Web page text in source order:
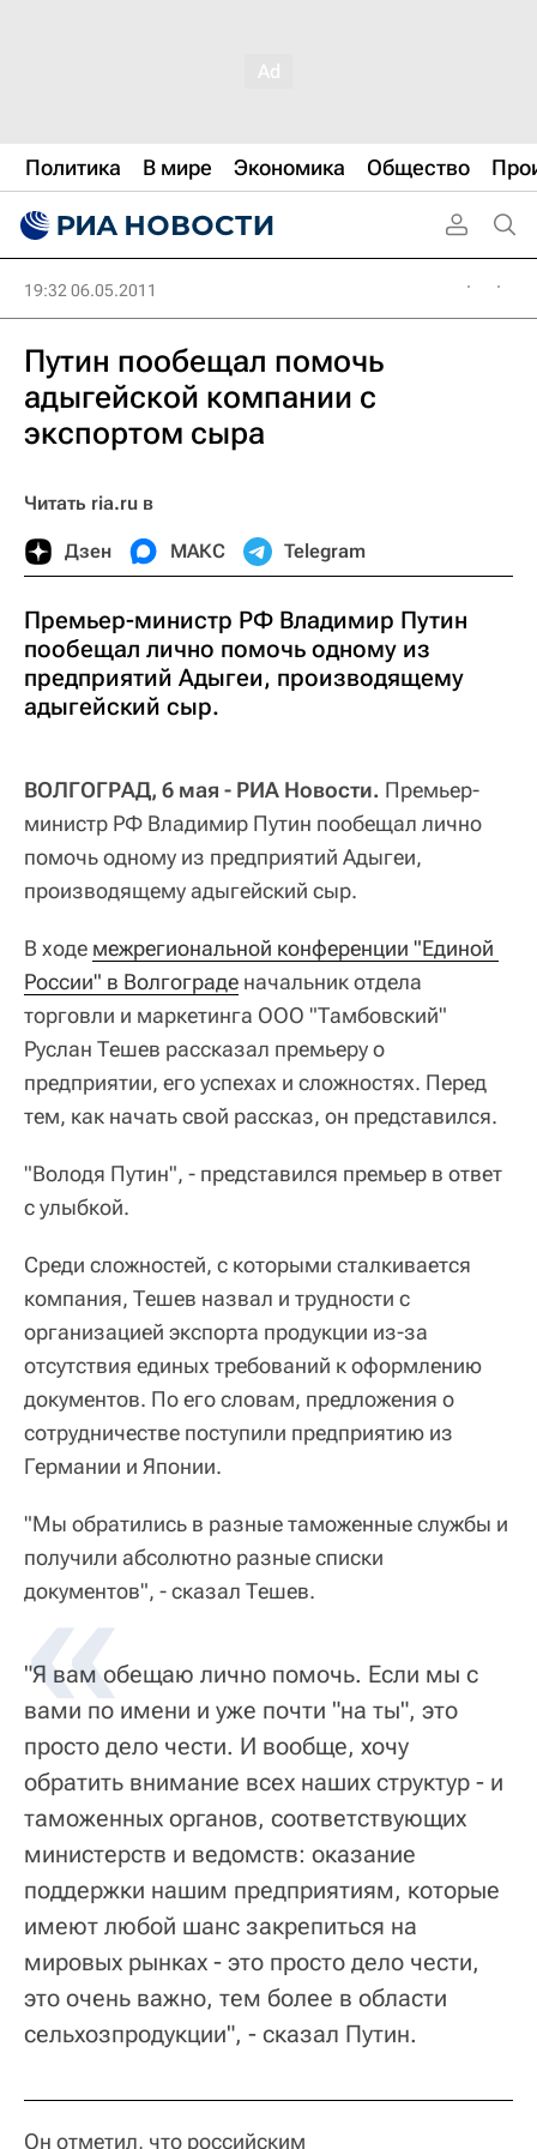
Политика В мире Экономика Общество
19:32 06.05.2011
Путин пообещал помочь
адыгейской компании с
экспортом сыра
Читать ria.ru в
Дзен МАКС Telegram
Премьер-министр РФ Владимир Путин
пообещал лично помочь одному из
предприятий Адыгеи, производящему
адыгейский сыр.
ВОЛГОГРАД, 6 мая - РИА Новости. Премьер-
министр РФ Владимир Путин пообещал лично
помочь одному из предприятий Адыгеи,
производящему адыгейский сыр.
В ходе межрегиональной конференции "Единой
России" в Волгограде начальник отдела
торговли и маркетинга ООО "Тамбовский"
Руслан Тешев рассказал премьеру о
предприятии, его успехах и сложностях. Перед
тем, как начать свой рассказ, он представился.
"Володя Путин", - представился премьер в ответ
с улыбкой.
Среди сложностей, с которыми сталкивается
компания, Тешев назвал и трудности с
организацией экспорта продукции из-за
отсутствия единых требований к оформлению
документов. По его словам, предложения о
сотрудничестве поступили предприятию из
Германии и Японии.
"Мы обратились в разные таможенные службы и
получили абсолютно разные списки
документов", - сказал Тешев.
"Я вам обещаю лично помочь. Если мы с
вами по имени и уже почти "на ты", это
просто дело чести. И вообще, хочу
обратить внимание всех наших структур - и
таможенных органов, соответствующих
министерств и ведомств: оказание
поддержки нашим предприятиям, которые
имеют любой шанс закрепиться на
мировых рынках - это просто дело чести,
это очень важно, тем более в области
сельхозпродукции", - сказал Путин.
Он отметил, что российским